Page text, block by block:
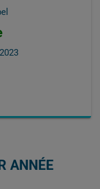
ANNÉE